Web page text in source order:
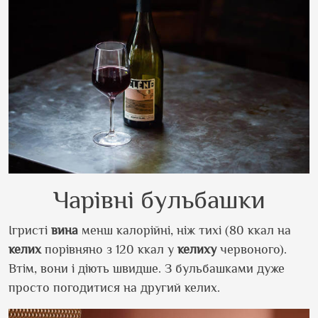
Чарівні бульбашки
Ігристі вина менш калорійні, ніж тихі (80 ккал на
келих порівняно з 120 ккал у келихучервоного).
Втім, вони і діють швидше. З бульбашками дуже
просто погодитися на другий келих.